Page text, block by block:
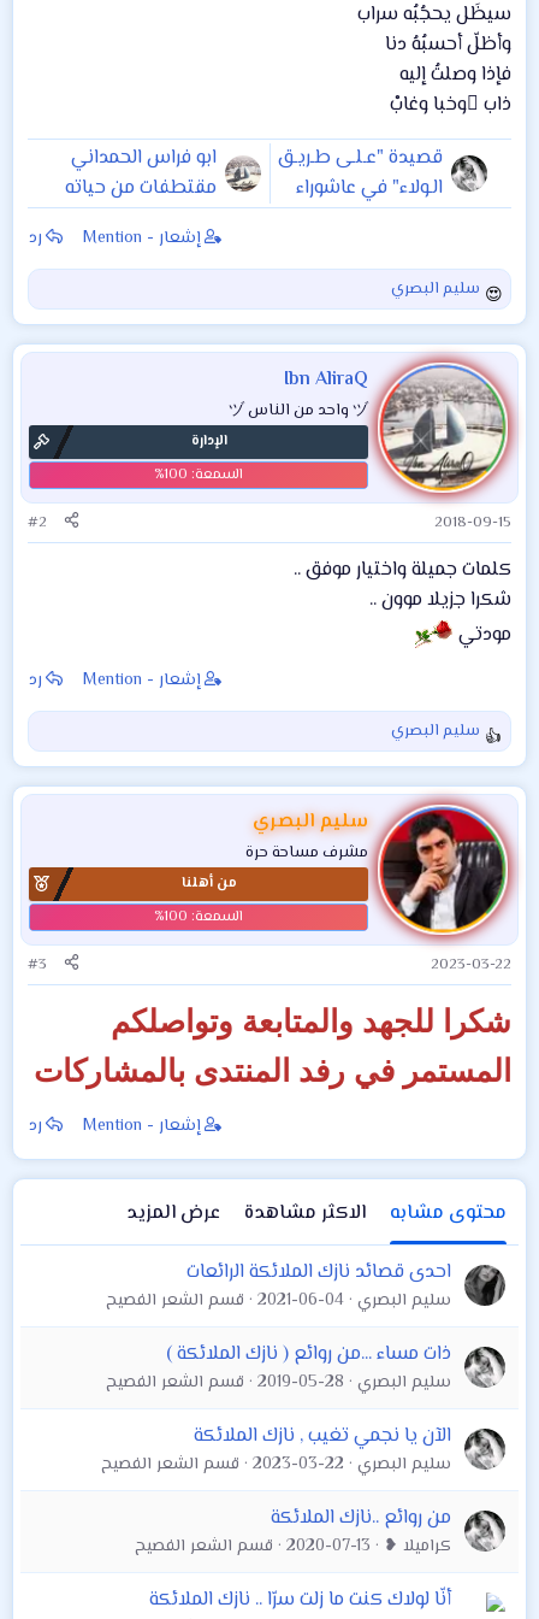
سيظَل يحجُبُه سراب
وأظلّ أحسبُهُ دنا
فإذا وصلتُ إليه
ذاب ْوخبا وغابْ
قصيدة "عـلـى طـريـق
الـولاء" في عاشوراء
الحسين (ع)
ابو فراس الحمداني
مقتطفات من حياته
وأجمل قصائده
إشعار - Mention رد
ا
ل
ت
ف
ا
ع
ل
ا
ت
:
سليم البصري
Ibn AliraQ
ヅ واحد من الناس ヅ
الإدارة
2018-09-15
#2
كلمات جميلة واختيار موفق ..
شكرا جزيلا موون ..
مودتي
إشعار - Mention رد
ا
ل
ت
ف
ا
ع
ل
ا
ت
:
سليم البصري
سليم البصري
مشرف مساحة حرة
من أهلنا
2023-03-22
#3
شكرا للجهد والمتابعة وتواصلكم
المستمر في رفد المنتدى بالمشاركات
إشعار - Mention رد
محتوى مشابه الاكثر مشاهدة
عرض المزيد
احدى قصائد نازك الملائكة الرائعات
سليم البصري 2021-06-04 قسم الشعر الفصيح
ذات مساء ...من روائع ( نازك الملائكة )
سليم البصري 2019-05-28 قسم الشعر الفصيح
الآن يا نجمي تغيب , نازك الملائكة
سليم البصري 2023-03-22 قسم الشعر الفصيح
من روائع ..نازك الملائكة
كراميلا ❥ 2020-07-13 قسم الشعر الفصيح
أنّا لولاك كنت ما زلت سرّا .. نازك الملائكة